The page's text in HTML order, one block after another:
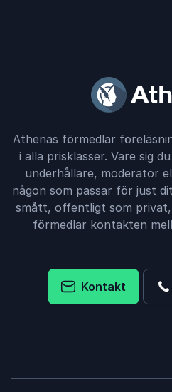
Athenas förmedlar
i alla prisklasser. Vare sig
underhållare, moderator
någon som passar för just
smått, offentligt som
förmedlar kontakten
Kontakt